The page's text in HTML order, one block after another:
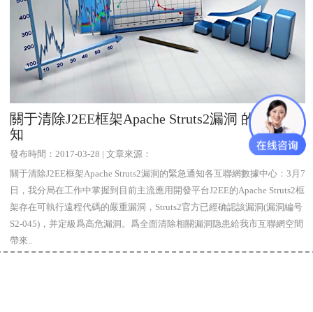
關于清除J2EE框架Apache Struts2漏洞 的緊急通
知
發布時間：2017-03-28 | 文章來源：
關于清除J2EE框架Apache Struts2漏洞的緊急通知各互聯網數據中心：3月7
日，我分局在工作中掌握到目前主流應用開發平台J2EE的Apache Struts2框
架存在可執行遠程代碼的嚴重漏洞，Struts2官方已經确認該漏洞(漏洞編号
S2-045)，并定級爲高危漏洞。爲全面清除相關漏洞隐患給我市互聯網空間
帶來..